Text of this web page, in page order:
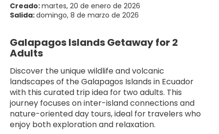
Creado:martes, 20 de enero de 2026
Salida:domingo, 8 de marzo de 2026
Galapagos Islands Getaway for 2
Adults
Discover the unique wildlife and volcanic
landscapes of the Galapagos Islands in Ecuador
with this curated trip idea for two adults. This
journey focuses on inter-island connections and
nature-oriented day tours, ideal for travelers who
enjoy both exploration and relaxation.